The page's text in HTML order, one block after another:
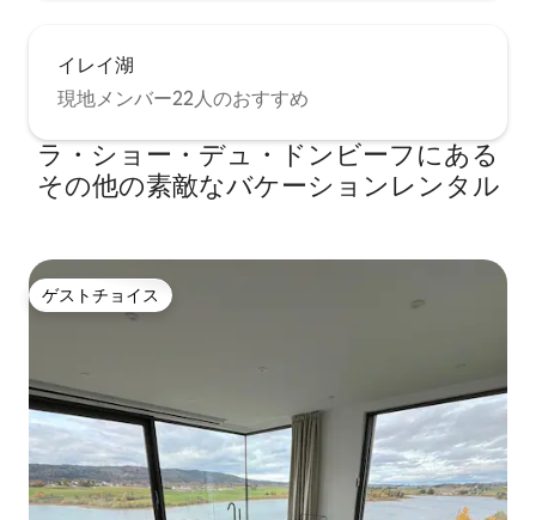
イレイ湖
現地メンバー22人のおすすめ
ラ・ショー・デュ・ドンビーフにある
その他の素敵なバケーションレンタル
ゲストチョイス
ゲストチョイス